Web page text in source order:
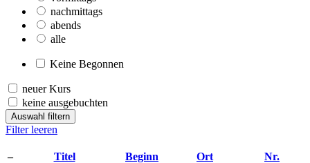
nachmittags
abends
alle
Keine Begonnen
neuer Kurs
keine ausgebuchten
Auswahl filtern
Filter leeren
– Titel Beginn Ort
Nr.